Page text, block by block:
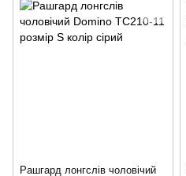
Рашгард лонгслів чоловічий